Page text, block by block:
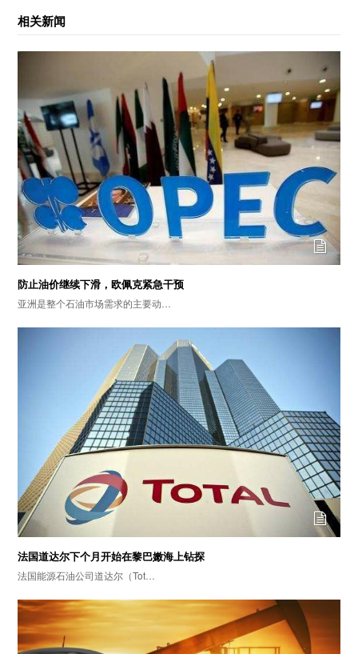
相关新闻
防止油价继续下滑，欧佩克紧急干预
亚洲是整个石油市场需求的主要动…
法国道达尔下个月开始在黎巴嫩海上钻探
法国能源石油公司道达尔（Tot…